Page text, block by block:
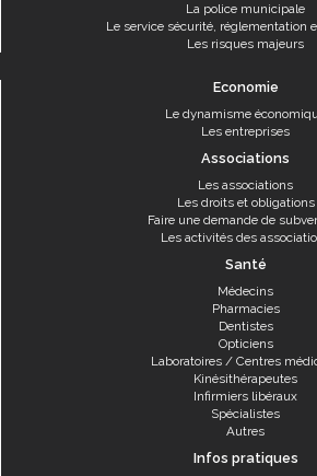
La police municipale
Le service sécurité, réglementation
Les risques majeurs
Economie
Le dynamisme
Les entreprises
Associations
Les associations
Les droits et obligations
Faire une demande de
Les activités des
Santé
Médecins
Pharmacies
Dentistes
Opticiens
Laboratoires / Centres
Kinésithérapeutes
Infirmiers libéraux
Spécialistes
Autres
Infos pratiques